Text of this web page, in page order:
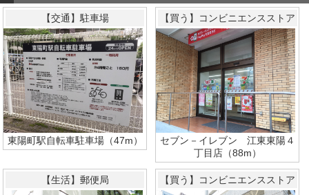
【交通】駐車場
東陽町駅自転車駐車場（47m）
【買う】コンビニエンスストア
セブン－イレブン 江東東陽４
丁目店（88m）
【生活】郵便局 【買う】コンビニエンスストア